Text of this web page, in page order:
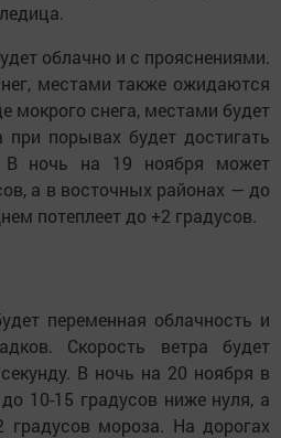
облачно и с прояснениями.
местами также ожидаются
мокрого снега, местами будет
при порывах будет достигать
В ночь на 19 ноября может
а в восточных районах — до
потеплеет до +2 градусов.
переменная облачность и
Скорость ветра будет
В ночь на 20 ноября в
10-15 градусов ниже нуля, а
градусов мороза. На дорогах